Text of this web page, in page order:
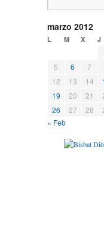
marzo 2012
L M X J
5
6 7
12
13 14
19
20 21
26
27 28
« Feb